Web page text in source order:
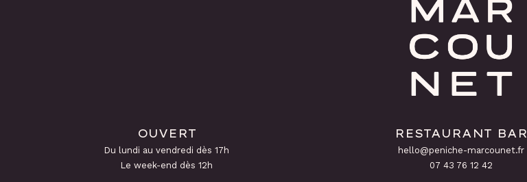
OUVERT
Du lundi au vendredi dès 17h
Le week-end dès 12h
RESTAURANT BAR
hello@peniche-marcounet.fr
‭07 43 76 12 42